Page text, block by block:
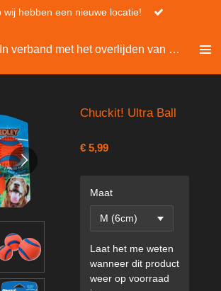
In verband met het overlijden van Christel, kan er niet besteld worden via de website.
wij hebben een nieuwe locatie!
Chuckit! Ultra Ball
€ 5,99
Maat
Laat het me weten
wanneer dit product
weer op voorraad